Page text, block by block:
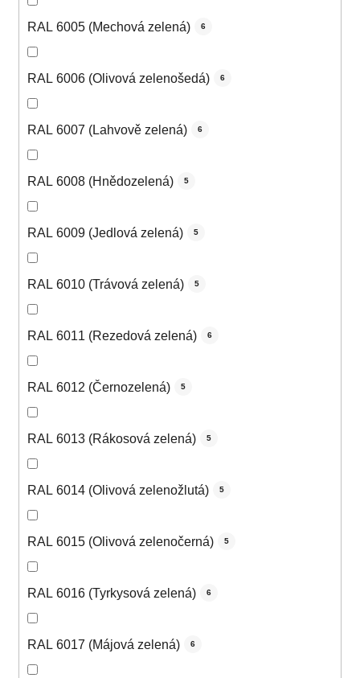
RAL 6005 (Mechová zelená) 6
RAL 6006 (Olivová zelenošedá) 6
RAL 6007 (Lahvově zelená) 6
RAL 6008 (Hnědozelená) 5
RAL 6009 (Jedlová zelená) 5
RAL 6010 (Trávová zelená) 5
RAL 6011 (Rezedová zelená) 6
RAL 6012 (Černozelená) 5
RAL 6013 (Rákosová zelená) 5
RAL 6014 (Olivová zelenožlutá) 5
RAL 6015 (Olivová zelenočerná) 5
RAL 6016 (Tyrkysová zelená) 6
RAL 6017 (Májová zelená) 6